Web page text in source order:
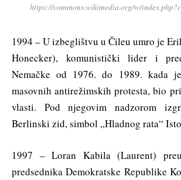
https://commons.wikimedia.org/w/
1994 – U izbeglištvu u Čileu umro je
Honecker), komunistički lider i
Nemačke od 1976. do 1989. kada
masovnih antirežimskih protesta, bio
vlasti. Pod njegovim nadzorom
Berlinski zid, simbol „Hladnog rata“
1997 – Loran Kabila (Laurent)
predsednika Demokratske Republike